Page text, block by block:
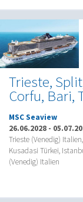
Trieste,
Corfu, Bari,
MSC Seaview
26.06.2028 -
Trieste (Venedig)
Kusadasi Türkei,
(Venedig) Italien